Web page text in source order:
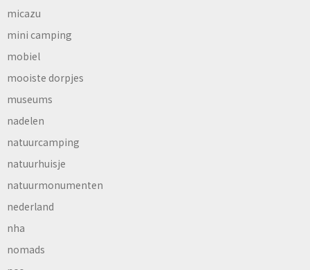
micazu
mini camping
mobiel
mooiste dorpjes
museums
nadelen
natuurcamping
natuurhuisje
natuurmonumenten
nederland
nha
nomads